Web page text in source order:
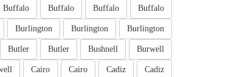
Buffalo
Buffalo
Buffalo
Buffalo
Burlington
Burlington
Burlington
Burwell
Bushnell
Butler
Butler
Cadiz
Cadiz
Cairo
Cairo